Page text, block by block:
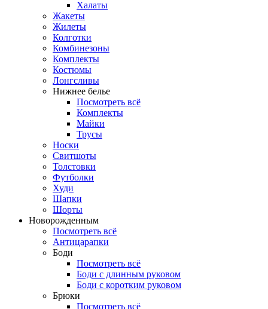
Халаты
Жакеты
Жилеты
Колготки
Комбинезоны
Комплекты
Костюмы
Лонгсливы
Нижнее белье
Посмотреть всё
Комплекты
Майки
Трусы
Носки
Свитшоты
Толстовки
Футболки
Худи
Шапки
Шорты
Новорожденным
Посмотреть всё
Антицарапки
Боди
Посмотреть всё
Боди с длинным руковом
Боди с коротким руковом
Брюки
Посмотреть всё